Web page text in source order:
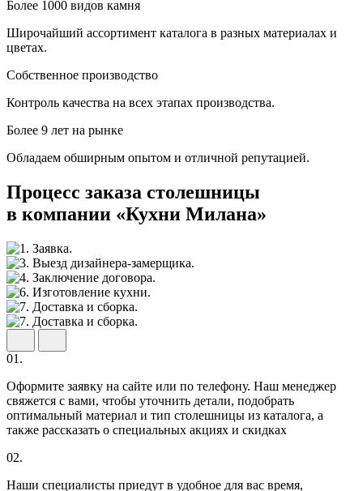
Более 1000 видов камня
Широчайший ассортимент каталога в разных материалах и
цветах.
Собственное производство
Контроль качества на всех этапах производства.
Более 9 лет на рынке
Обладаем обширным опытом и отличной репутацией.
Процесс заказа столешницы
в компании «Кухни Милана»
01.
Оформите заявку на сайте или по телефону. Наш менеджер
свяжется с вами, чтобы уточнить детали, подобрать
оптимальный материал и тип столешницы из каталога, а
также рассказать о специальных акциях и скидках
02.
Наши специалисты приедут в удобное для вас время,